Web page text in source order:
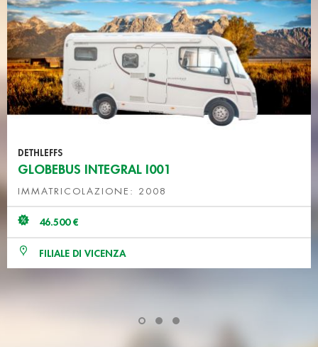
DETHLEFFS
GLOBEBUS INTEGRAL I001
IMMATRICOLAZIONE: 2008
46.500 €
FILIALE DI VICENZA